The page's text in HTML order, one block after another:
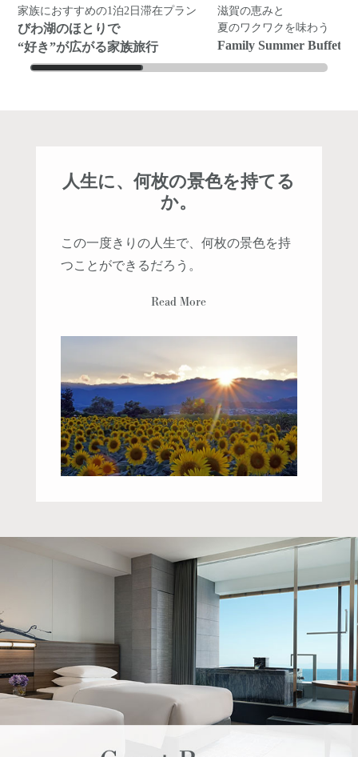
家族におすすめの1泊2日滞在プラン
びわ湖のほとりで
“好き”が広がる家族旅行
滋賀の恵みと
夏のワクワクを味わう
Family Summer Buffet
人生に、何枚の景色を持てる
か。
この一度きりの人生で、何枚の景色を持
つことができるだろう。
Read More